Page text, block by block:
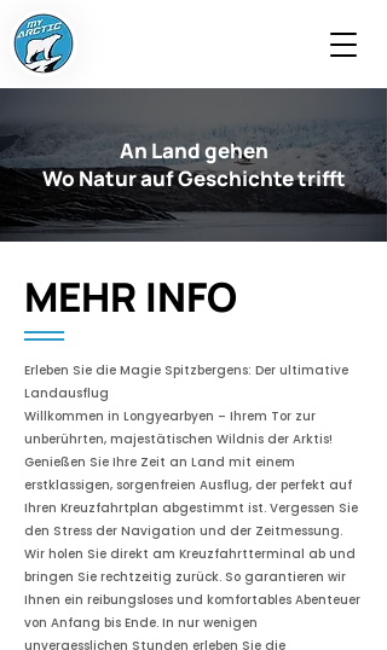
An Land gehen
Wo Natur auf Geschichte trifft
MEHR INFO
Erleben Sie die Magie Spitzbergens: Der ultimative
Landausflug
Willkommen in Longyearbyen – Ihrem Tor zur
unberührten, majestätischen Wildnis der Arktis!
Genießen Sie Ihre Zeit an Land mit einem
erstklassigen, sorgenfreien Ausflug, der perfekt auf
Ihren Kreuzfahrtplan abgestimmt ist. Vergessen Sie
den Stress der Navigation und der Zeitmessung.
Wir holen Sie direkt am Kreuzfahrtterminal ab und
bringen Sie rechtzeitig zurück. So garantieren wir
Ihnen ein reibungsloses und komfortables Abenteuer
von Anfang bis Ende. In nur wenigen
unvergesslichen Stunden erleben Sie die